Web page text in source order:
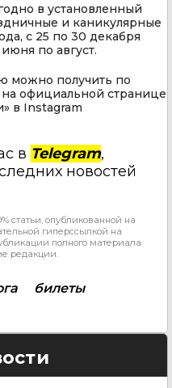
в установленный
и каникулярные
с 25 по 30 декабря
по август.
можно получить по
официальной странице
в Instagram
в Telegram,
новостей
статьи, опубликованной на
гиперссылкой на
полного материала
редакции.
билеты